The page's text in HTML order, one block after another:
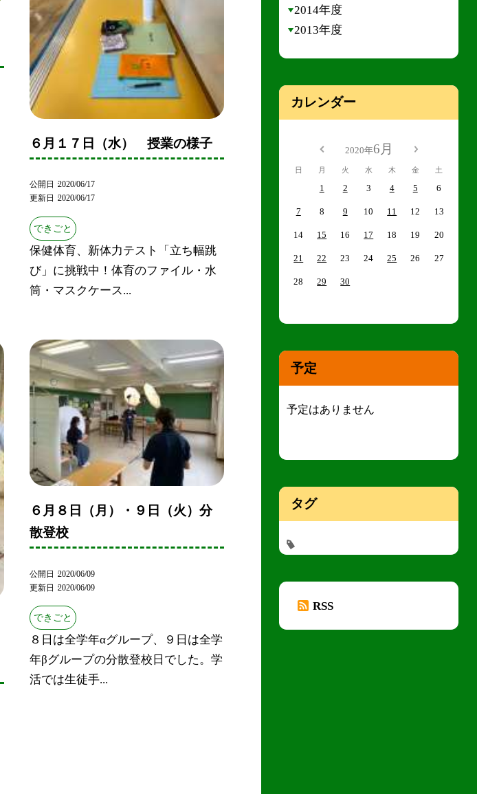
６月１７日（水） 授業の様子
公開日 2020/06/17
更新日 2020/06/17
できごと
保健体育、新体力テスト「立ち幅跳
び」に挑戦中！体育のファイル・水
筒・マスクケース...
６月８日（月）・９日（火）分
散登校
公開日 2020/06/09
更新日 2020/06/09
できごと
８日は全学年αグループ、９日は全学
年βグループの分散登校日でした。学
活では生徒手...
2014年度
2013年度
カレンダー
2020年6月
日 月 火 水 木 金 土
1 2 3 4 5 6
7 8 9 10 11 12 13
14 15 16 17 18 19 20
21 22 23 24 25 26 27
28 29 30
予定
予定はありません
タグ
RSS